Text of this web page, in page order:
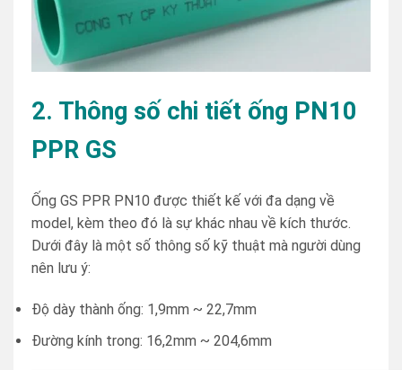
2. Thông số chi tiết ống PN10
PPR GS
Ống GS PPR PN10 được thiết kế với đa dạng về
model, kèm theo đó là sự khác nhau về kích thước.
Dưới đây là một số thông số kỹ thuật mà người dùng
nên lưu ý:
Độ dày thành ống: 1,9mm ~ 22,7mm
Đường kính trong: 16,2mm ~ 204,6mm